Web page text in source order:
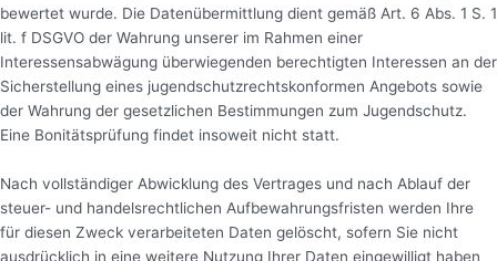
bewertet wurde. Die Datenübermittlung dient gemäß Art. 6 Abs. 1 S. 1
lit. f DSGVO der Wahrung unserer im Rahmen einer
Interessensabwägung überwiegenden berechtigten Interessen an der
Sicherstellung eines jugendschutzrechtskonformen Angebots sowie
der Wahrung der gesetzlichen Bestimmungen zum Jugendschutz.
Eine Bonitätsprüfung findet insoweit nicht statt.
Nach vollständiger Abwicklung des Vertrages und nach Ablauf der
steuer- und handelsrechtlichen Aufbewahrungsfristen werden Ihre
für diesen Zweck verarbeiteten Daten gelöscht, sofern Sie nicht
ausdrücklich in eine weitere Nutzung Ihrer Daten eingewilligt haben